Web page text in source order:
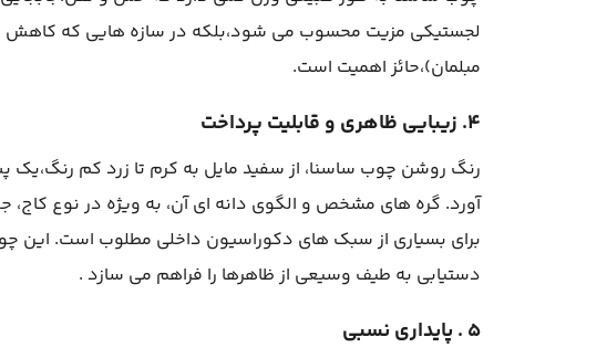
لجستیکی مزیت محسوب می شود،بلکه در سازه هایی که کاهش
مبلمان)،حائز اهمیت است.
۴. زیبایی ظاهری و قابلیت پرداخت
رنگ روشن چوب ساسنا، از سفید مایل به کرم تا زرد کم
آورد. گره های مشخص و الگوی دانه ای آن، به ویژه در نوع
برای بسیاری از سبک های دکوراسیون داخلی مطلوب است. این
دستیابی به طیف وسیعی از ظاهرها را فراهم می سازد .
۵ . پایداری نسبی